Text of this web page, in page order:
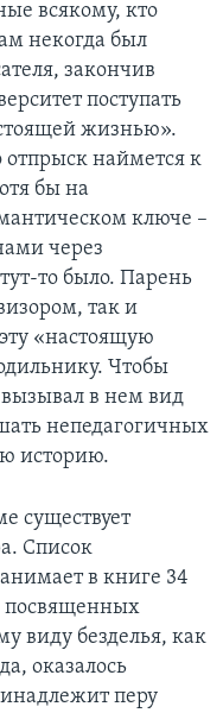
всякому, кто
некогда был
закончив
поступать
жизнью».
отпрыск наймется к
бы на
ключе –
через
то было. Парень
так и
«настоящую
Чтобы
в нем вид
непедагогичных
историю.
существует
Список
в книге 34
посвященных
виду безделья, как
оказалось
перу